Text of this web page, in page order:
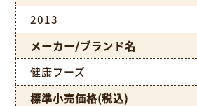
2013
メーカー/ブランド名
健康フーズ
標準小売価格(税込)